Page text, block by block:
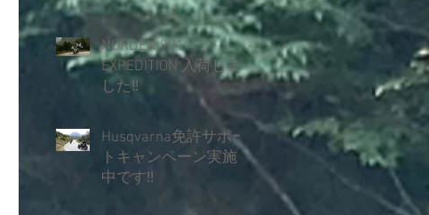
NORDEN 901
EXPEDITION 入荷しま
した‼
Husqvarna免許サポー
トキャンペーン実施
中です‼